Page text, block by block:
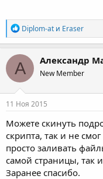
Р
е
а
к
ц
и
и
:
Diplom-at и Eraser
А Александр
New Member
11 Ноя 2015
Можете скинуть
скрипта, так и не
просто заливать
самой страницы, так
Заранее спасибо.